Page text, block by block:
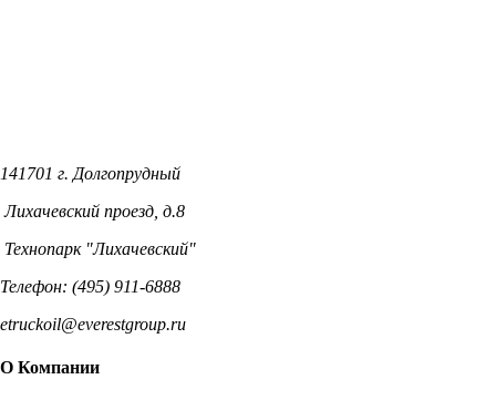
141701 г. Долгопрудный
Лихачевский проезд, д.8
Технопарк "Лихачевский"
Телефон: (495) 911-6888
etruckoil@everestgroup.ru
О Компании